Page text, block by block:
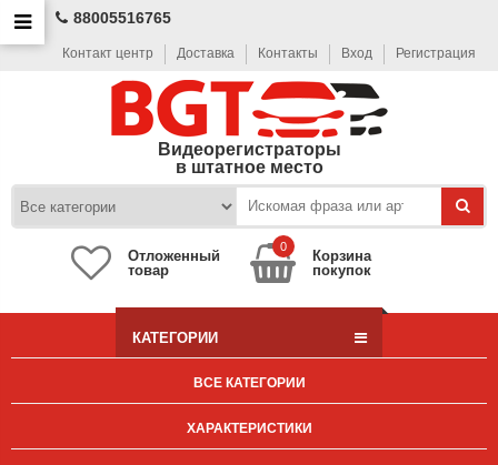
88005516765
Контакт центр Доставка Контакты Вход Регистрация
Видеорегистраторы
в штатное место
Отложенный
товар
0
Корзина
покупок
КАТЕГОРИИ
ВСЕ КАТЕГОРИИ
ХАРАКТЕРИСТИКИ